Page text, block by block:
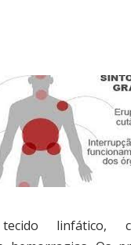
linfático,